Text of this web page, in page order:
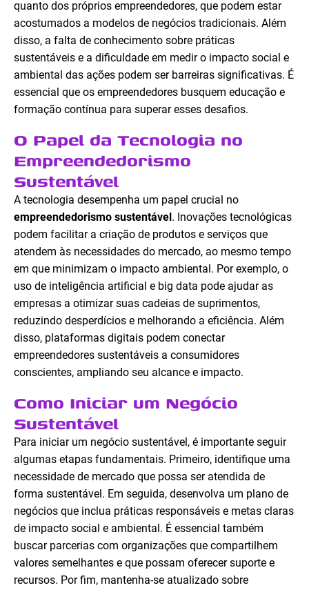
quanto dos próprios empreendedores, que podem estar
acostumados a modelos de negócios tradicionais. Além
disso, a falta de conhecimento sobre práticas
sustentáveis e a dificuldade em medir o impacto social e
ambiental das ações podem ser barreiras significativas. É
essencial que os empreendedores busquem educação e
formação contínua para superar esses desafios.
O Papel da Tecnologia no
Empreendedorismo
Sustentável
A tecnologia desempenha um papel crucial no
empreendedorismo sustentável . Inovações tecnológicas
podem facilitar a criação de produtos e serviços que
atendem às necessidades do mercado, ao mesmo tempo
em que minimizam o impacto ambiental. Por exemplo, o
uso de inteligência artificial e big data pode ajudar as
empresas a otimizar suas cadeias de suprimentos,
reduzindo desperdícios e melhorando a eficiência. Além
disso, plataformas digitais podem conectar
empreendedores sustentáveis a consumidores
conscientes, ampliando seu alcance e impacto.
Como Iniciar um Negócio
Sustentável
Para iniciar um negócio sustentável, é importante seguir
algumas etapas fundamentais. Primeiro, identifique uma
necessidade de mercado que possa ser atendida de
forma sustentável. Em seguida, desenvolva um plano de
negócios que inclua práticas responsáveis e metas claras
de impacto social e ambiental. É essencial também
buscar parcerias com organizações que compartilhem
valores semelhantes e que possam oferecer suporte e
recursos. Por fim, mantenha-se atualizado sobre